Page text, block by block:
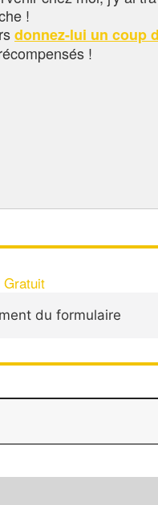
!
donnez-lui un coup
!
Gratuit
du formulaire